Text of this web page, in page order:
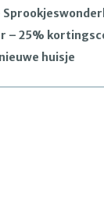
– 25%
huisje